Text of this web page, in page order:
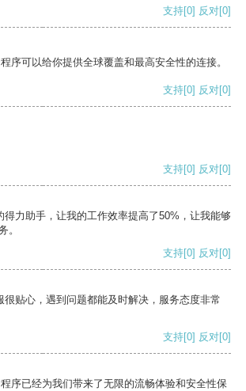
支持[0] 反对[0]
序可以给你提供全球覆盖和最高安全性的连接。
支持[0] 反对[0]
支持[0] 反对[0]
得力助手，让我的工作效率提高了50%，让我能够
。
支持[0] 反对[0]
很贴心，遇到问题都能及时解决，服务态度非常
支持[0] 反对[0]
序已经为我们带来了无限的流畅体验和安全性保